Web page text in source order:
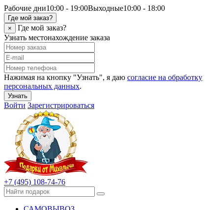
Рабочие дни10:00 - 19:00Выходные10:00 - 18:00
Где мой заказ?
×
Где мой заказ?
Узнать местонахождение заказа
Нажимая на кнопку "Узнать", я даю согласие на обработку
персональных данных.
Узнать
Войти Зарегистрироваться
+7 (495) 108-74-76